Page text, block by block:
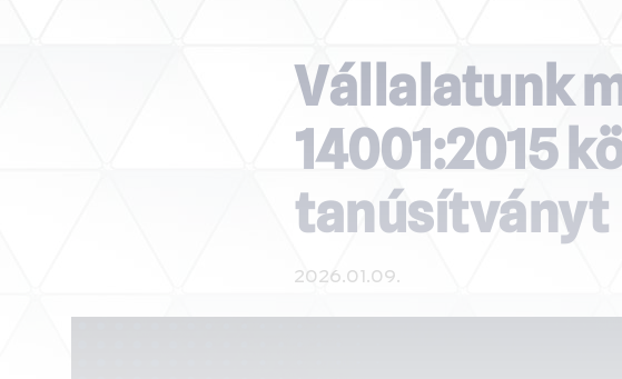
Vállalatunk
14001:2015
tanúsítványt
2026.01.09.